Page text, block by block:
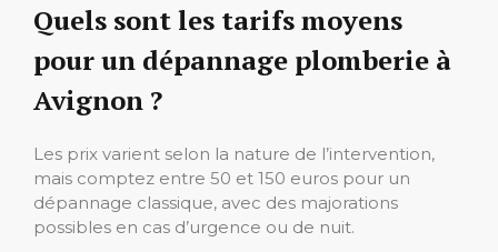
Quels sont les tarifs moyens
pour un dépannage plomberie à
Avignon ?
Les prix varient selon la nature de l’intervention,
mais comptez entre 50 et 150 euros pour un
dépannage classique, avec des majorations
possibles en cas d’urgence ou de nuit.